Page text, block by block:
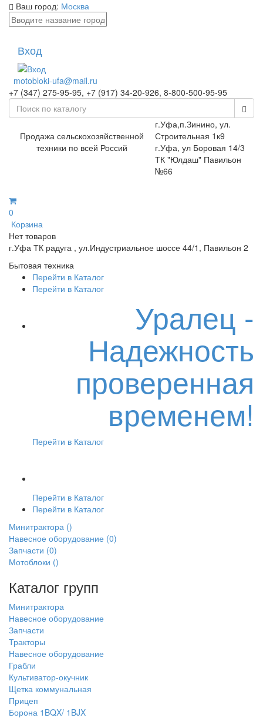
Ваш город: Москва
Вход
motobloki-ufa@mail.ru
+7 (347) 275-95-95, +7 (917) 34-20-926, 8-800-500-95-95
Продажа сельскохозяйственной
техники по всей Россий
г.Уфа,п.Зинино, ул.
Строительная 1к9
г.Уфа, ул Боровая 14/3
ТК "Юлдаш" Павильон
№66
0
Корзина
Нет товаров
г.Уфа ТК радуга , ул.Индустриальное шоссе 44/1, Павильон 2
Бытовая техника
Перейти в Каталог
Перейти в Каталог
Уралец -
Надежность
проверенная
временем!
Перейти в Каталог
Перейти в Каталог
Перейти в Каталог
Минитрактора ()
Навесное оборудование (0)
Запчасти (0)
Мотоблоки ()
Каталог групп
Минитрактора
Навесное оборудование
Запчасти
Тракторы
Навесное оборудование
Грабли
Культиватор-окучник
Щетка коммунальная
Прицеп
Борона 1BQX/ 1BJX